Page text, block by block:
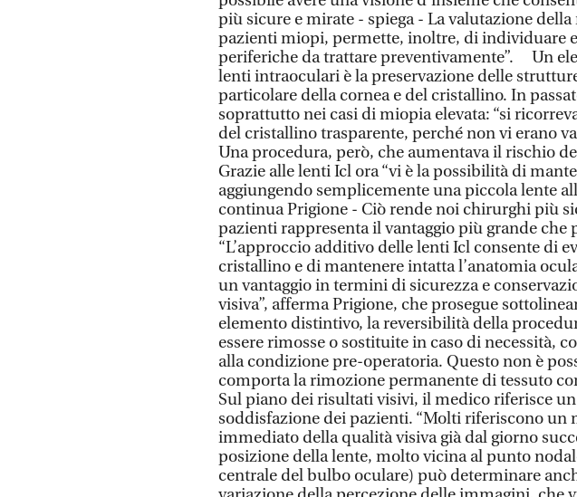
più sicure e mirate - spiega - La valutazione
pazienti miopi, permette, inoltre, di individuare
periferiche da trattare preventivamente”. Un
lenti intraoculari è la preservazione delle
particolare della cornea e del cristallino. In
soprattutto nei casi di miopia elevata: “si
del cristallino trasparente, perché non vi erano
Una procedura, però, che aumentava il rischio
Grazie alle lenti Icl ora “vi è la possibilità di
aggiungendo semplicemente una piccola lente
continua Prigione - Ciò rende noi chirurghi più
pazienti rappresenta il vantaggio più grande che
“L’approccio additivo delle lenti Icl consente di
cristallino e di mantenere intatta l’anatomia
un vantaggio in termini di sicurezza e
visiva”, afferma Prigione, che prosegue
elemento distintivo, la reversibilità della
essere rimosse o sostituite in caso di necessità,
alla condizione pre-operatoria. Questo non è
comporta la rimozione permanente di tessuto
Sul piano dei risultati visivi, il medico riferisce
soddisfazione dei pazienti. “Molti riferiscono un
immediato della qualità visiva già dal giorno
posizione della lente, molto vicina al punto
centrale del bulbo oculare) può determinare